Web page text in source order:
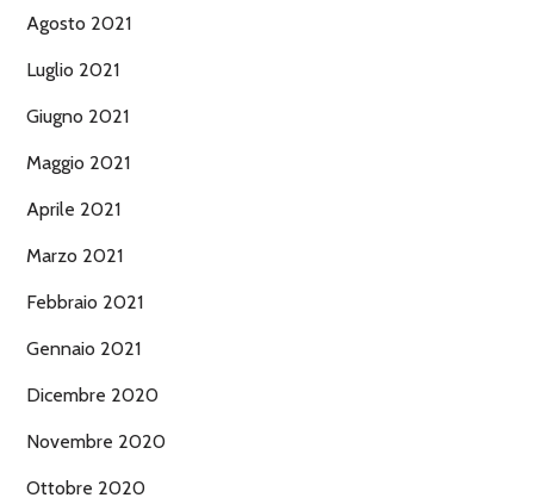
Agosto 2021
Luglio 2021
Giugno 2021
Maggio 2021
Aprile 2021
Marzo 2021
Febbraio 2021
Gennaio 2021
Dicembre 2020
Novembre 2020
Ottobre 2020